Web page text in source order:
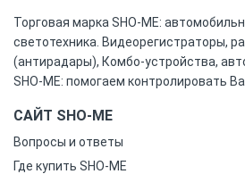
Торговая марка SHO-ME:
светотехника. Видеорегистраторы,
(антирадары), Комбо-устройства,
SHO-ME: помогаем контролировать
САЙТ SHO-ME
Вопросы и ответы
Где купить SHO-ME